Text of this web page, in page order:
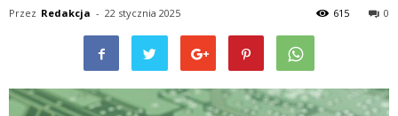
Przez Redakcja - 22 stycznia 2025 0
615